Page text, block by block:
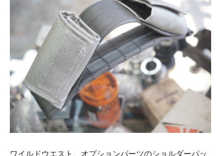
ワイルドウエスト、オプションパーツのショルダーパッ